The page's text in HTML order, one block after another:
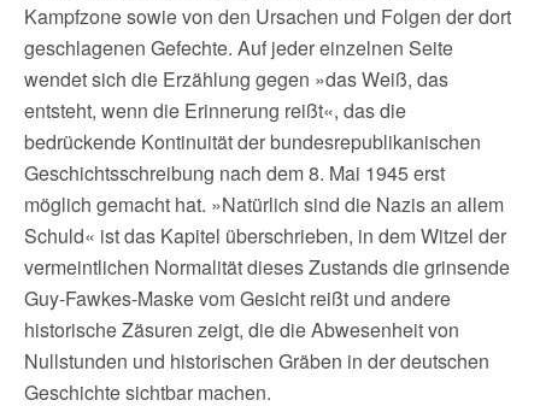
Kampfzone sowie von den Ursachen und Folgen der dort
geschlagenen Gefechte. Auf jeder einzelnen Seite
wendet sich die Erzählung gegen »das Weiß, das
entsteht, wenn die Erinnerung reißt«, das die
bedrückende Kontinuität der bundesrepublikanischen
Geschichtsschreibung nach dem 8. Mai 1945 erst
möglich gemacht hat. »Natürlich sind die Nazis an allem
Schuld« ist das Kapitel überschrieben, in dem Witzel der
vermeintlichen Normalität dieses Zustands die grinsende
Guy-Fawkes-Maske vom Gesicht reißt und andere
historische Zäsuren zeigt, die die Abwesenheit von
Nullstunden und historischen Gräben in der deutschen
Geschichte sichtbar machen.